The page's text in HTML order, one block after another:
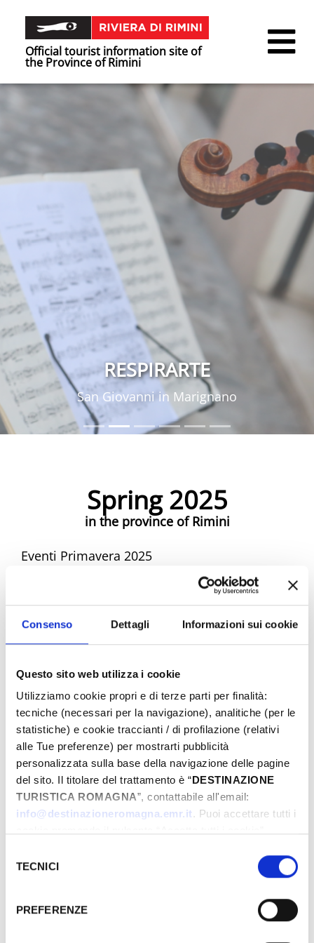
Consenso Dettagli Informazioni sui cookie
Questo sito web utilizza i cookie
Utilizziamo cookie propri e di terze parti per finalità:
tecniche (necessari per la navigazione), analitiche (per le
statistiche) e cookie traccianti / di profilazione (relativi
alle Tue preferenze) per mostrarti pubblicità
personalizzata sulla base della navigazione delle pagine
del sito. Il titolare del trattamento è “DESTINAZIONE
TURISTICA ROMAGNA”, contattabile all'email:
info@destinazioneromagna.emr.it. Puoi accettare tutti i
gestire le tue preferenze facendo clic su “Personalizza”.
Qualora acconsenti a tutti i cookie i Tuoi dati potranno
attualmente non fornisce garanzie idonee per il
delTECNICI
PREFERENZE
Official tourist information site of
the Province of Rimini
RESPIRARTE
San Giovanni in Marignano
Spring 2025
in the province of Rimini
Eventi Primavera 2025
Spring Riviera Rimini Events
To
City
Types